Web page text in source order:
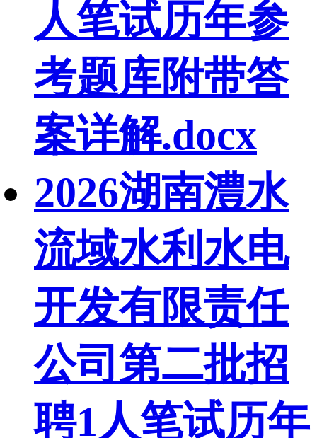
人笔试历年参
考题库附带答
案详解.docx
2026湖南澧水
流域水利水电
开发有限责任
公司第二批招
聘1人笔试历年